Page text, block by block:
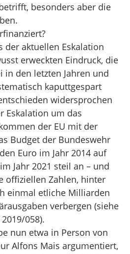
besonders aber die
der aktuellen Eskalation
erweckten Eindruck, die
in den letzten Jahren und
kaputtgespart
widersprochen
Eskalation um das
der EU mit der
Budget der Bundeswehr
Euro im Jahr 2014 auf
Jahr 2021 steil an – und
offiziellen Zahlen, hinter
einmal etliche Milliarden
verbergen (siehe
058).
nun etwa in Person von
Alfons Mais argumentiert,